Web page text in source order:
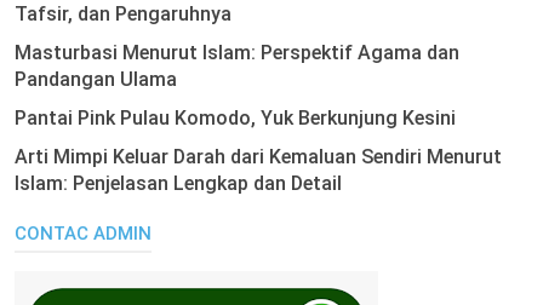
Tafsir, dan Pengaruhnya
Masturbasi Menurut Islam: Perspektif Agama dan
Pandangan Ulama
Pantai Pink Pulau Komodo, Yuk Berkunjung Kesini
Arti Mimpi Keluar Darah dari Kemaluan Sendiri Menurut
Islam: Penjelasan Lengkap dan Detail
CONTAC ADMIN